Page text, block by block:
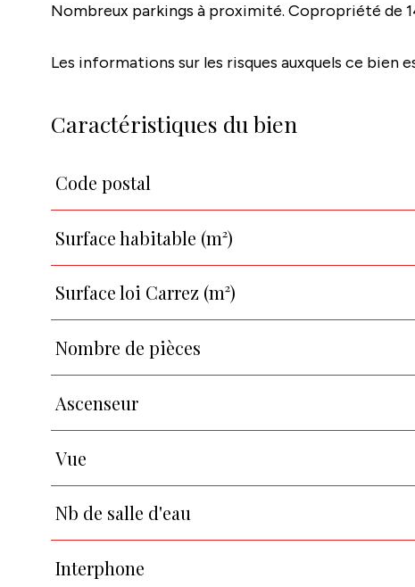
Nombreux parkings à proximité. Copropriété de
Les informations sur les risques auxquels ce bien
Caractéristiques du bien
Caractéristiques
Code postal
Surface habitable (m²)
Surface loi Carrez (m²)
Nombre de pièces
Ascenseur
Vue
Nb de salle d'eau
Interphone